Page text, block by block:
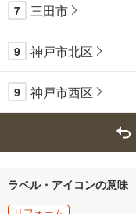
7 三田市
9 神戸市北区
9 神戸市西区
ラベル・アイコンの意味